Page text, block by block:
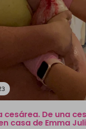
cesárea. De una
casa de Emma